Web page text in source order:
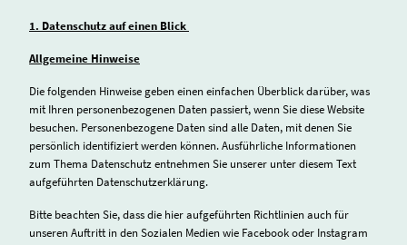
1. Datenschutz auf einen Blick
Allgemeine Hinweise
Die folgenden Hinweise geben einen einfachen Überblick darüber, was
mit Ihren personenbezogenen Daten passiert, wenn Sie diese Website
besuchen. Personenbezogene Daten sind alle Daten, mit denen Sie
persönlich identifiziert werden können. Ausführliche Informationen
zum Thema Datenschutz entnehmen Sie unserer unter diesem Text
aufgeführten Datenschutzerklärung.
Bitte beachten Sie, dass die hier aufgeführten Richtlinien auch für
unseren Auftritt in den Sozialen Medien wie Facebook oder Instagram